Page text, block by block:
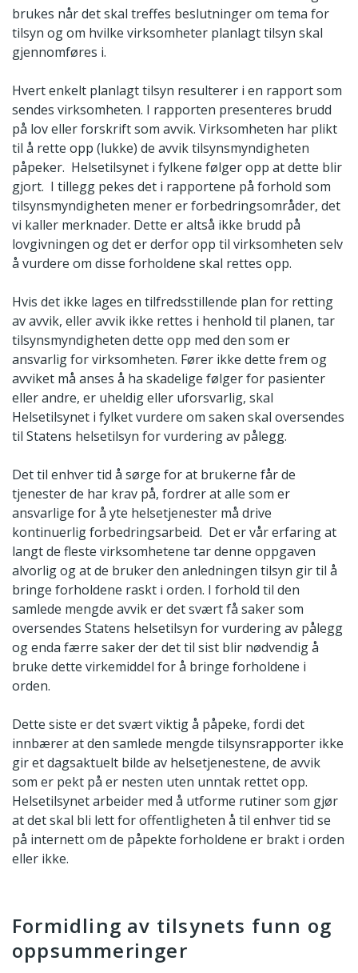
brukes når det skal treffes beslutninger om tema for
tilsyn og om hvilke virksomheter planlagt tilsyn skal
gjennomføres i.
Hvert enkelt planlagt tilsyn resulterer i en rapport som
sendes virksomheten. I rapporten presenteres brudd
på lov eller forskrift som avvik. Virksomheten har plikt
til å rette opp (lukke) de avvik tilsynsmyndigheten
påpeker. Helsetilsynet i fylkene følger opp at dette blir
gjort. I tillegg pekes det i rapportene på forhold som
tilsynsmyndigheten mener er forbedringsområder, det
vi kaller merknader. Dette er altså ikke brudd på
lovgivningen og det er derfor opp til virksomheten selv
å vurdere om disse forholdene skal rettes opp.
Hvis det ikke lages en tilfredsstillende plan for retting
av avvik, eller avvik ikke rettes i henhold til planen, tar
tilsynsmyndigheten dette opp med den som er
ansvarlig for virksomheten. Fører ikke dette frem og
avviket må anses å ha skadelige følger for pasienter
eller andre, er uheldig eller uforsvarlig, skal
Helsetilsynet i fylket vurdere om saken skal oversendes
til Statens helsetilsyn for vurdering av pålegg.
Det til enhver tid å sørge for at brukerne får de
tjenester de har krav på, fordrer at alle som er
ansvarlige for å yte helsetjenester må drive
kontinuerlig forbedringsarbeid. Det er vår erfaring at
langt de fleste virksomhetene tar denne oppgaven
alvorlig og at de bruker den anledningen tilsyn gir til å
bringe forholdene raskt i orden. I forhold til den
samlede mengde avvik er det svært få saker som
oversendes Statens helsetilsyn for vurdering av pålegg
og enda færre saker der det til sist blir nødvendig å
bruke dette virkemiddel for å bringe forholdene i
orden.
Dette siste er det svært viktig å påpeke, fordi det
innbærer at den samlede mengde tilsynsrapporter ikke
gir et dagsaktuelt bilde av helsetjenestene, de avvik
som er pekt på er nesten uten unntak rettet opp.
Helsetilsynet arbeider med å utforme rutiner som gjør
at det skal bli lett for offentligheten å til enhver tid se
på internett om de påpekte forholdene er brakt i orden
eller ikke.
Formidling av tilsynets funn og
oppsummeringer